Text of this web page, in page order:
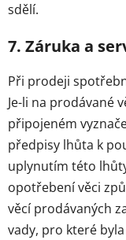
sdělí.
7. Záruka a
Při prodeji
Je-li na prodávané
připojeném
předpisy lhůta k
uplynutím této
opotřebení věci
věcí prodávaných
vady, pro které